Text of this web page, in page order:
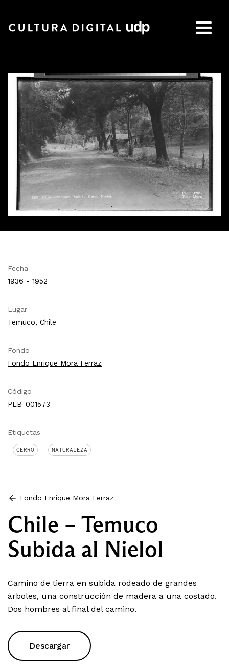
Fecha
1936 - 1952
Lugar
Temuco, Chile
Fondo
Fondo Enrique Mora Ferraz
Código
PLB-001573
Etiquetas
CERRO NATURALEZA
Fondo Enrique Mora Ferraz
Chile – Temuco
Subida al Nielol
Camino de tierra en subida rodeado de grandes
árboles, una construcción de madera a una costado.
Dos hombres al final del camino.
Descargar